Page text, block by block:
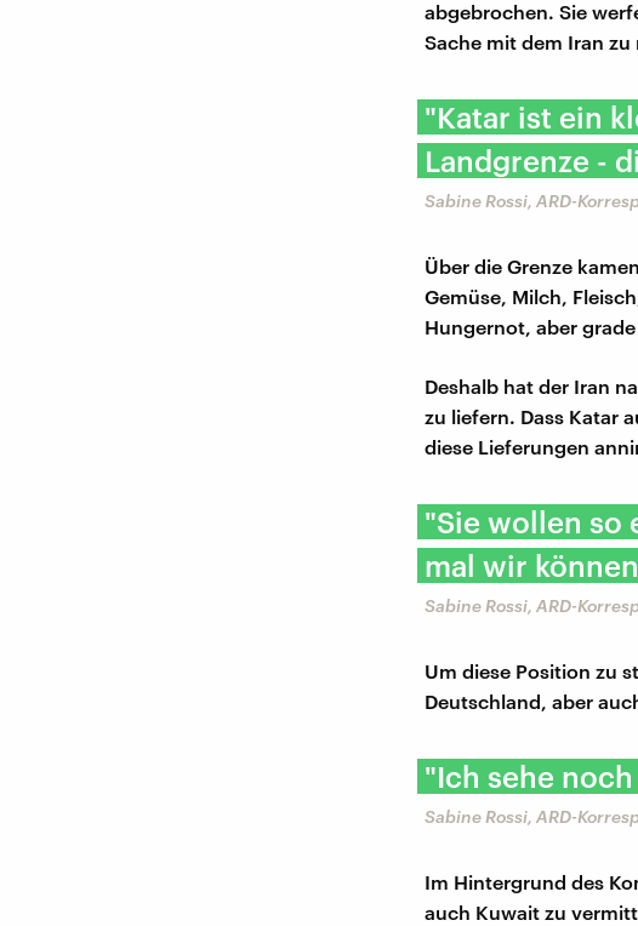
abgebrochen. Sie
Sache mit dem Iran zu
"Katar ist ein
Landgrenze -
Sabine Rossi, ARD-
Über die Grenze
Gemüse, Milch,
Hungernot, aber
Deshalb hat der Iran
zu liefern. Dass Katar
diese Lieferungen
"Sie wollen so
mal wir
Sabine Rossi, ARD-
Um diese Position zu
Deutschland, aber
"Ich sehe
Sabine Rossi, ARD-
Im Hintergrund des
auch Kuwait zu